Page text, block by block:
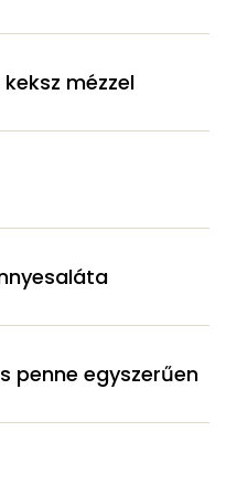
mézzel
penne egyszerűen